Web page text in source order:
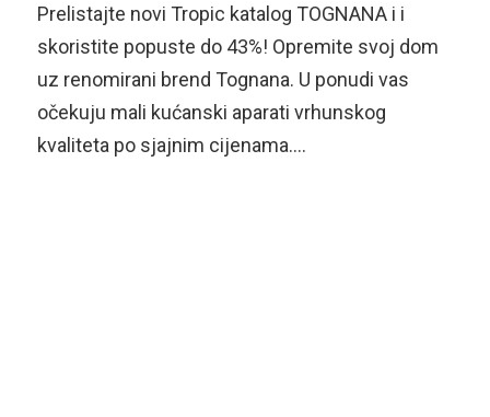
Prelistajte novi Tropic katalog TOGNANA i i
skoristite popuste do 43%! Opremite svoj dom
uz renomirani brend Tognana. U ponudi vas
očekuju mali kućanski aparati vrhunskog
kvaliteta po sjajnim cijenama….